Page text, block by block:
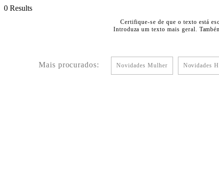
0 Results
Certifique-se de que o texto está
Introduza um texto mais geral.
Mais procurados: Novidades Mulher Novidades